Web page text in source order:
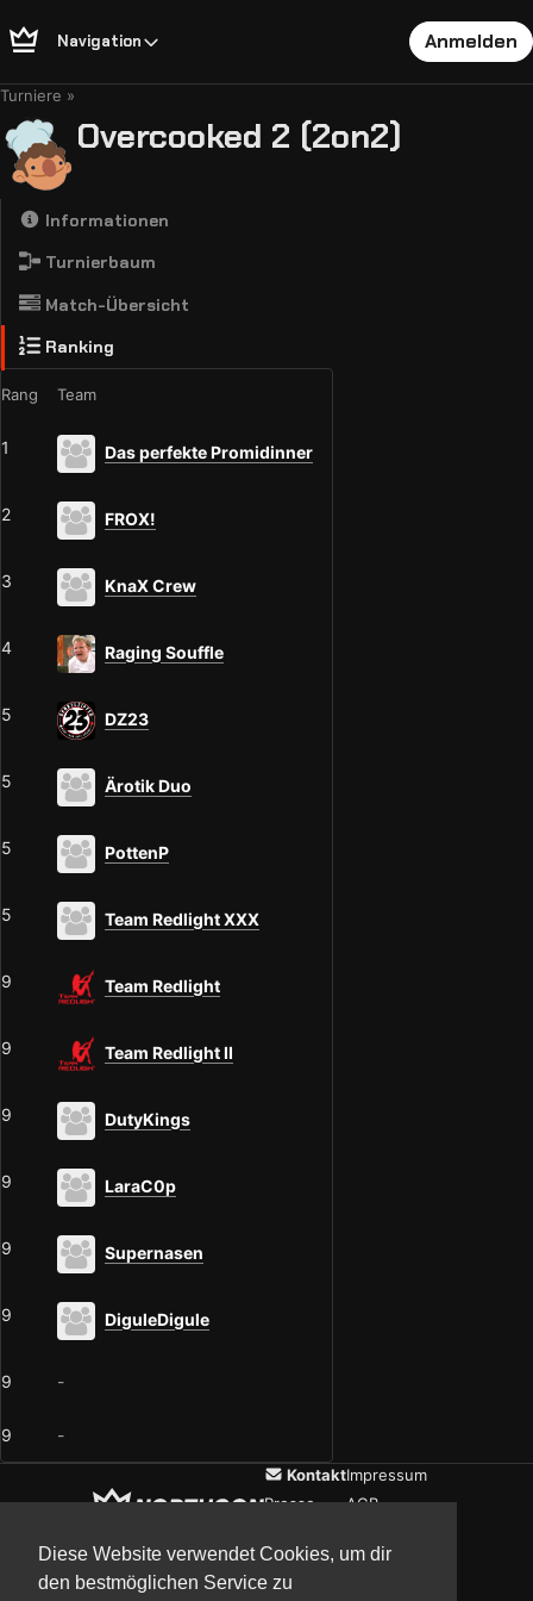
Diese Website verwendet Cookies, um dir
den bestmöglichen Service zu
Navigation Anmelden
Turniere
Overcooked 2 (2on2)
Informationen
Turnierbaum
Match-Übersicht
Ranking
Rang Team
1 Das perfekte Promidinner
2 FROX!
3 KnaX Crew
4 Raging Souffle
5 DZ23
5 Ärotik Duo
5 PottenP
5 Team Redlight XXX
9 Team Redlight
9 Team Redlight II
9 DutyKings
9 LaraC0p
9 Supernasen
9 DiguleDigule
9 -
9 -
Kontakt
Presse
Impressum
AGB